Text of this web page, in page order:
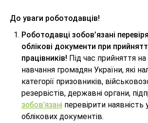
До уваги роботодавців!
Роботодавці зобов’язані
облікові документи при
працівників! Під час прийняття
навчання громадян України, які
категорії призовників,
резервістів, державні органи,
зобов’язані перевірити наявність
облікових документів.